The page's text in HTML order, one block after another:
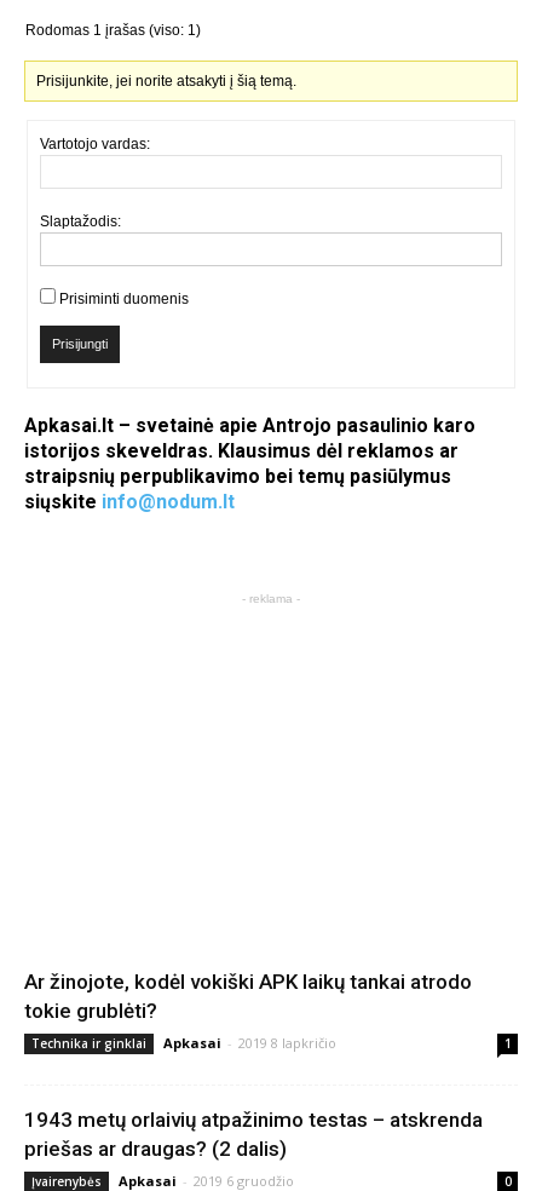
Rodomas 1 įrašas (viso: 1)
Prisijunkite, jei norite atsakyti į šią temą.
Vartotojo vardas:
Slaptažodis:
Prisiminti duomenis
Prisijungti
Apkasai.lt – svetainė apie Antrojo pasaulinio karo
istorijos skeveldras. Klausimus dėl reklamos ar
straipsnių perpublikavimo bei temų pasiūlymus
siųskite info@nodum.lt
- reklama -
Ar žinojote, kodėl vokiški APK laikų tankai atrodo
tokie grublėti?
Technika ir ginklai Apkasai - 2019 8 lapkričio 1
1943 metų orlaivių atpažinimo testas – atskrenda
priešas ar draugas? (2 dalis)
Įvairenybės Apkasai - 2019 6 gruodžio 0